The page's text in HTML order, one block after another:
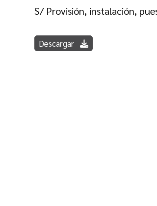
S/ Provisión, instalación,
Descargar